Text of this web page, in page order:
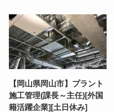
【岡山県岡山市】プラント
施工管理(課長～主任)[外国
籍活躍企業][土日休み]